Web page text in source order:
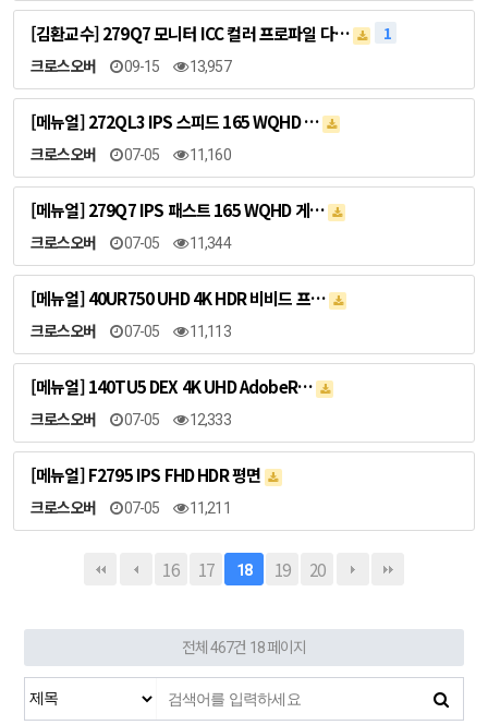
[김환교수] 279Q7 모니터 ICC 컬러 프로파일 다… 1
크로스오버 09-15 13,957
[메뉴얼] 272QL3 IPS 스피드 165 WQHD …
크로스오버 07-05 11,160
[메뉴얼] 279Q7 IPS 패스트 165 WQHD 게…
크로스오버 07-05 11,344
[메뉴얼] 40UR750 UHD 4K HDR 비비드 프…
크로스오버 07-05 11,113
[메뉴얼] 140TU5 DEX 4K UHD AdobeR…
크로스오버 07-05 12,333
[메뉴얼] F2795 IPS FHD HDR 평면
크로스오버 07-05 11,211
16 17 18 19 20
전체 467건 18 페이지